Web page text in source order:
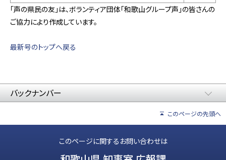
「声の県民の友」は、ボランティア団体「和歌山グループ声」の皆さんの
ご協力により作成しています。
最新号のトップへ戻る
バックナンバー
このページの先頭へ
このページに関するお問い合わせは